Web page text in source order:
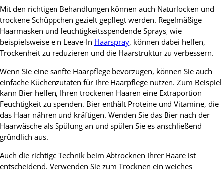
Mit den richtigen Behandlungen können auch Naturlocken und
trockene Schüppchen gezielt gepflegt werden. Regelmäßige
Haarmasken und feuchtigkeitsspendende Sprays, wie
beispielsweise ein Leave-In Haarspray, können dabei helfen,
Trockenheit zu reduzieren und die Haarstruktur zu verbessern.
Wenn Sie eine sanfte Haarpflege bevorzugen, können Sie auch
einfache Küchenzutaten für Ihre Haarpflege nutzen. Zum Beispiel
kann Bier helfen, Ihren trockenen Haaren eine Extraportion
Feuchtigkeit zu spenden. Bier enthält Proteine und Vitamine, die
das Haar nähren und kräftigen. Wenden Sie das Bier nach der
Haarwäsche als Spülung an und spülen Sie es anschließend
gründlich aus.
Auch die richtige Technik beim Abtrocknen Ihrer Haare ist
entscheidend. Verwenden Sie zum Trocknen ein weiches